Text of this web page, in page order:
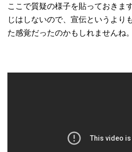
ここで質疑の様子を貼っておきま
じはしないので、宣伝というより
た感覚だったのかもしれませんね。